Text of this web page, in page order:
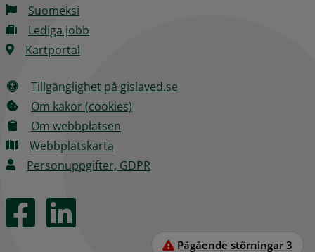
Suomeksi
Lediga jobb
Kartportal
Tillgänglighet på gislaved.se
Om kakor (cookies)
Om webbplatsen
Webbplatskarta
Personuppgifter, GDPR
Pågående störningar 3